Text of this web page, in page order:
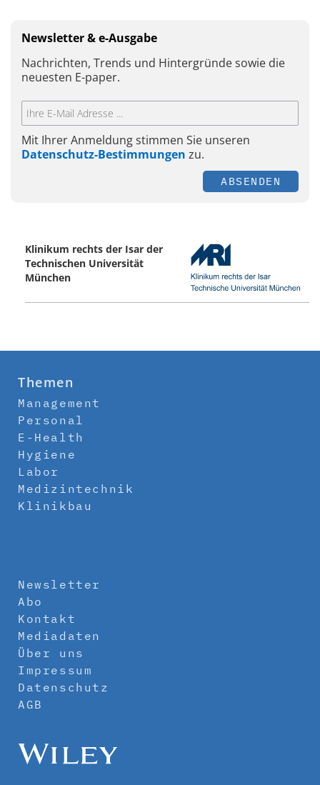
Newsletter & e-Ausgabe
Nachrichten, Trends und Hintergründe sowie die
neuesten E-paper.
Mit Ihrer Anmeldung stimmen Sie unseren
Datenschutz-Bestimmungen zu.
ABSENDEN
Klinikum rechts der Isar der
Technischen Universität
München
Themen
Management
Personal
E-Health
Hygiene
Labor
Medizintechnik
Klinikbau
Newsletter
Abo
Kontakt
Mediadaten
Über uns
Impressum
Datenschutz
AGB